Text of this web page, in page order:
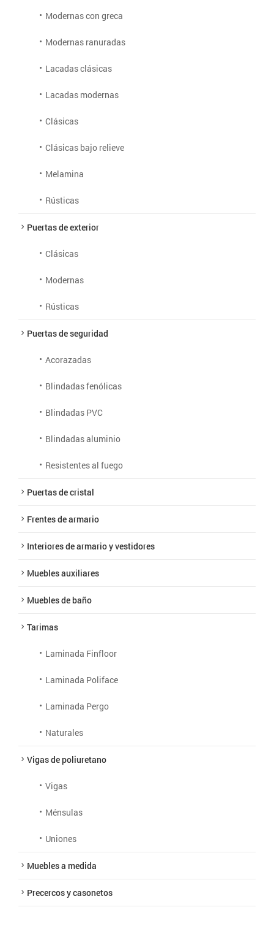
Modernas con greca
Modernas ranuradas
Lacadas clásicas
Lacadas modernas
Clásicas
Clásicas bajo relieve
Melamina
Rústicas
Puertas de exterior
Clásicas
Modernas
Rústicas
Puertas de seguridad
Acorazadas
Blindadas fenólicas
Blindadas PVC
Blindadas aluminio
Resistentes al fuego
Puertas de cristal
Frentes de armario
Interiores de armario y vestidores
Muebles auxiliares
Muebles de baño
Tarimas
Laminada Finfloor
Laminada Poliface
Laminada Pergo
Naturales
Vigas de poliuretano
Vigas
Ménsulas
Uniones
Muebles a medida
Precercos y casonetos